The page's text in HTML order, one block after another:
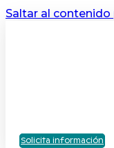
Saltar al contenido
Solicita información